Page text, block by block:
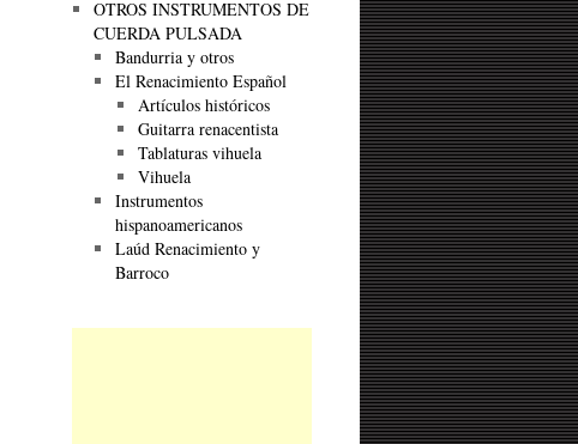
OTROS INSTRUMENTOS DE
CUERDA PULSADA
Bandurria y otros
El Renacimiento Español
Artículos históricos
Guitarra renacentista
Tablaturas vihuela
Vihuela
Instrumentos
hispanoamericanos
Laúd Renacimiento y
Barroco